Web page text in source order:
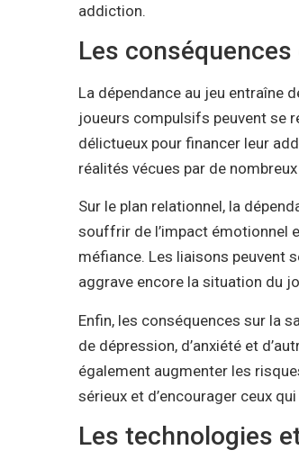
addiction.
Les
La dépendance au jeu entraîne
joueurs compulsifs peuvent se
délictueux pour financer leur
réalités vécues par de
Sur le plan relationnel, la
souffrir de l’impact émotionnel
méfiance. Les liaisons peuvent
aggrave encore la situation du
Enfin, les conséquences sur la
de dépression, d’anxiété et
également augmenter les
sérieux et d’encourager ceux
Les technologies